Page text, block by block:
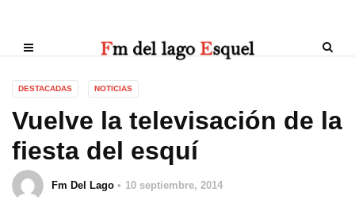
DESTACADAS NOTICIAS
Vuelve la televisación de la
fiesta del esquí
Fm Del Lago 10 septiembre, 2014